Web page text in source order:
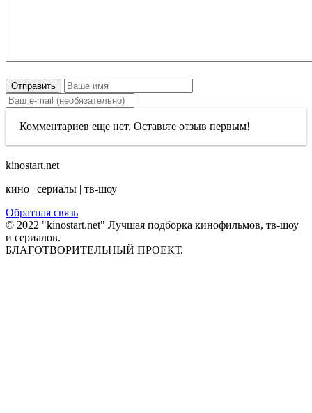
Отправить
Комментариев еще нет. Оставьте отзыв первым!
kinostart.net
кино | сериалы | тв-шоу
Обратная связь
© 2022 "kinostart.net" Лучшая подборка кинофильмов, тв-шоу
и сериалов.
БЛАГОТВОРИТЕЛЬНЫЙ ПРОЕКТ.